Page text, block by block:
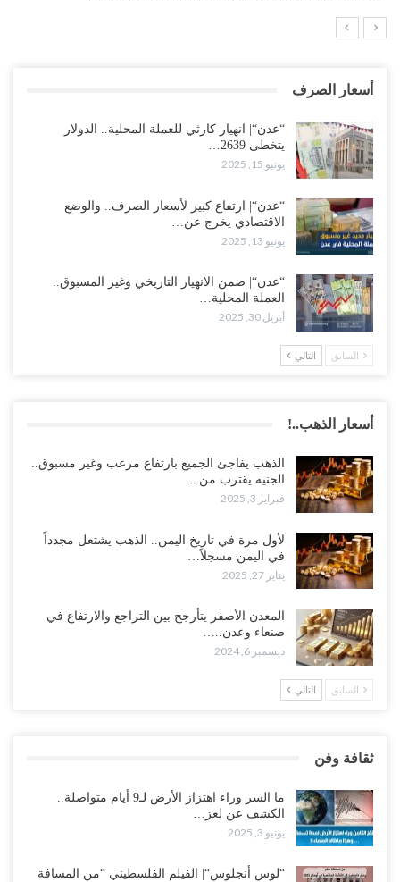
أسعار الصرف
“عدن“| انهيار كارثي للعملة المحلية.. الدولار
يتخطى 2639…
يونيو 15, 2025
“عدن“| ارتفاع كبير لأسعار الصرف.. والوضع
الاقتصادي يخرج عن…
يونيو 13, 2025
“عدن“| ضمن الانهيار التاريخي وغير المسبوق..
العملة المحلية…
أبريل 30, 2025
السابق التالي
أسعار الذهب..!
الذهب يفاجئ الجميع بارتفاع مرعب وغير مسبوق..
الجنيه يقترب من…
فبراير 3, 2025
لأول مرة في تاريخ اليمن.. الذهب يشتعل مجدداً
في اليمن مسجلاً…
يناير 27, 2025
المعدن الأصفر يتأرجح بين التراجع والارتفاع في
صنعاء وعدن..…
ديسمبر 6, 2024
السابق التالي
ثقافة وفن
ما السر وراء اهتزاز الأرض لـ9 أيام متواصلة..
الكشف عن لغز…
يونيو 3, 2025
“لوس أنجلوس“| الفيلم الفلسطيني “من المسافة